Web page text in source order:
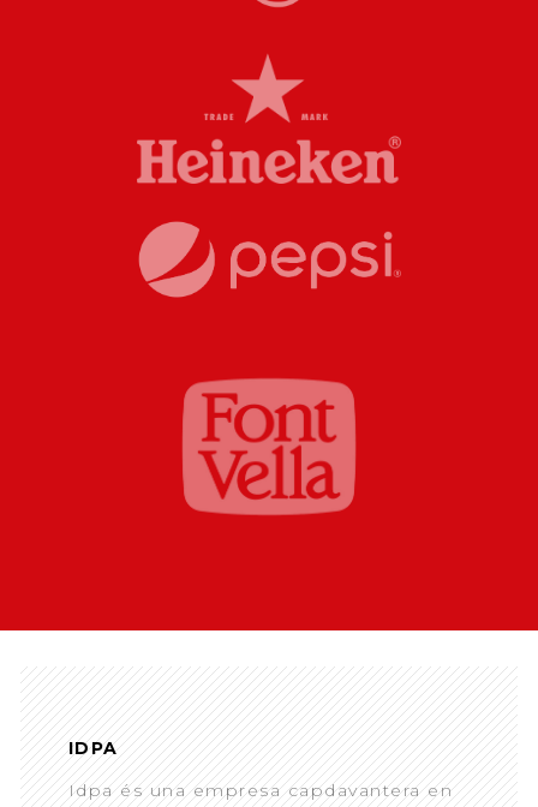
IDPA
Idpa és una empresa capdavantera en